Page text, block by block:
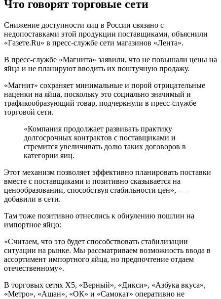
Что говорят торговые сети
Снижение доступности яиц в России связано с
недопоставками этой продукции поставщиками, объяснили
«Газете.Ru» в пресс-службе сети магазинов «Лента».
В пресс-службе «Магнита» заявили, что не повышали цены на
яйца и не планируют вводить их поштучную продажу.
«Магнит» сохраняет минимальные и порой отрицательные
наценки на яйца, поскольку это социально значимый и
трафикообразующий товар, подчеркнули в пресс-службе
торговой сети.
«Компания продолжает развивать практику
долгосрочных контрактов с поставщиками и
стремится увеличивать долю таких договоров в
категории яиц.
Этот механизм позволяет эффективно планировать поставки
вместе с поставщиками и позитивно сказывается на
ценообразовании, способствуя стабильности цен», —
добавили в сети.
Там тоже позитивно отнеслись к обнулению пошлин на
импортное яйцо:
«Считаем, что это будет способствовать стабилизации
ситуации на рынке. Мы рассматриваем возможность ввода в
ассортимент импортного яйца, но предпочтение отдаем
отечественному».
В торговых сетях X5, «Верный», «Дикси», «Азбука вкуса»,
«Метро», «Ашан», «ОК» и «Самокат» оперативно не